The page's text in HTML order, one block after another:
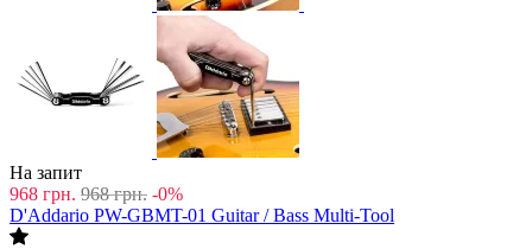
На запит
968 грн. 968 грн. -0%
D'Addario PW-GBMT-01 Guitar / Bass Multi-Tool